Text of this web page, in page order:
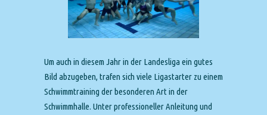
Um auch in diesem Jahr in der Landesliga ein gutes
Bild abzugeben, trafen sich viele Ligastarter zu einem
Schwimmtraining der besonderen Art in der
Schwimmhalle. Unter professioneller Anleitung und